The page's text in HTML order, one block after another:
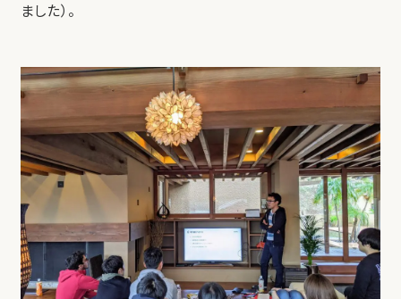
ました）。